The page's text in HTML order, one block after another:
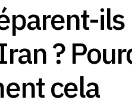
ils
?
cela